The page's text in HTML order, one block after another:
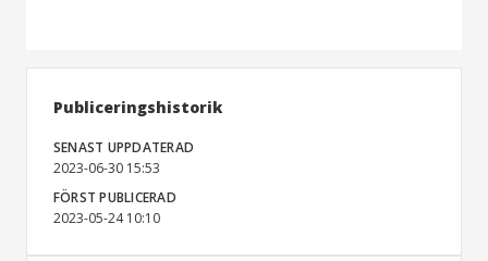
Publiceringshistorik
SENAST UPPDATERAD
2023-06-30 15:53
FÖRST PUBLICERAD
2023-05-24 10:10